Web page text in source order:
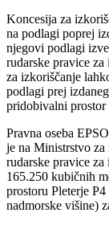
Koncesija za
na podlagi poprej
njegovi podlagi
rudarske pravice
za izkoriščanje
podlagi prej
pridobivalni
Pravna oseba
je na Ministrstvo
rudarske pravice
165.250 kubičnih
prostoru Pleterje
nadmorske višine)